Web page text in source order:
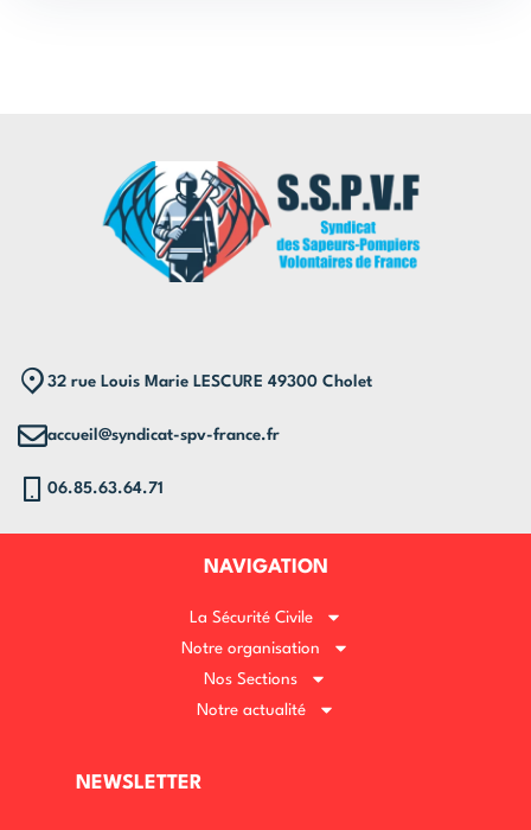
32 rue Louis Marie LESCURE 49300 Cholet
accueil@syndicat-spv-france.fr
06.85.63.64.71
NAVIGATION
La Sécurité Civile
Notre organisation
Nos Sections
Notre actualité
NEWSLETTER